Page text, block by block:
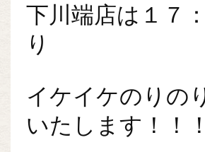
下川端店は１７
り
イケイケのりの
いたします！！！